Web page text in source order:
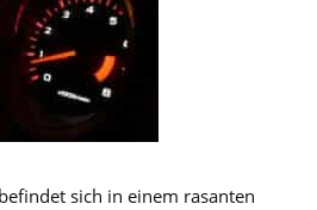
sich in einem rasanten